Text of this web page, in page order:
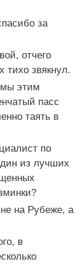
за
отчего
тихо звякнул.
этим
пасс
таять в
по
из лучших
на Рубеже, а
в